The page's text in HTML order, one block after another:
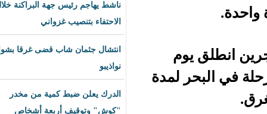
ناشط يهاجم رئيس جهة البراكنة خلال
الاحتفاء بتنصيب غزواني
انتشال جثمان شاب قضى غرقا بشواطئ
نواذيبو
الدرك يعلن ضبط كمية من مخدر
"كوش" وتوقيف أربعة أشخاص
لمدة